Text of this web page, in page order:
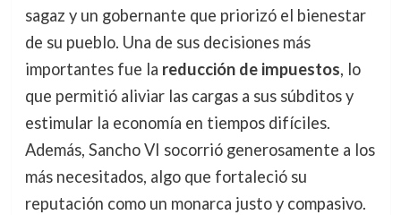
sagaz y un gobernante que priorizó el bienestar
de su pueblo. Una de sus decisiones más
importantes fue la reducción de impuestos, lo
que permitió aliviar las cargas a sus súbditos y
estimular la economía en tiempos difíciles.
Además, Sancho VI socorrió generosamente a los
más necesitados, algo que fortaleció su
reputación como un monarca justo y compasivo.